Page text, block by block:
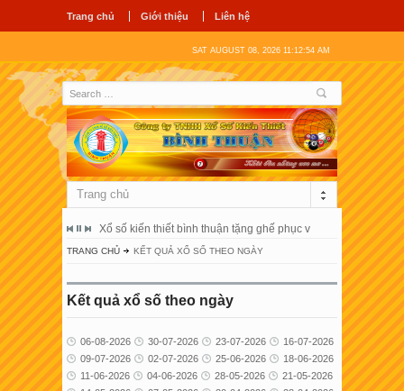
Trang chủ Giới thiệu Liên hệ
SAT AUGUST 08, 2026 11:12:54 AM
Trang chủ
vương Xổ số kiến thiết bình thuận tặng ghế phục vụ người bệnh tại
Công ty
TRANG CHỦ KẾT QUẢ XỔ SỐ THEO NGÀY
Kết quả xổ số theo ngày
06-08-2026 30-07-2026 23-07-2026
16-07-2026
09-07-2026
02-07-2026 25-06-2026
18-06-2026
11-06-2026
04-06-2026 28-05-2026
21-05-2026